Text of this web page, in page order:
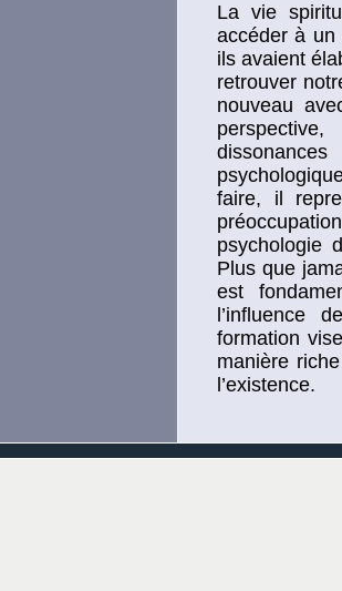
La vie
accéder à un
ils avaient
retrouver
nouveau
faire, il
psychologie
Plus que
est
l’influence
formation
manière
l’existence.